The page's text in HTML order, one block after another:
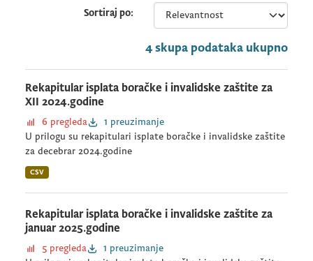
Sortiraj po
4 skupa podataka ukupno
Rekapitular isplata boračke i invalidske zaštite za
XII 2024.godine
6 pregleda
1 preuzimanje
U prilogu su rekapitulari isplate boračke i invalidske zaštite
za decebrar 2024.godine
CSV
Rekapitular isplata boračke i invalidske zaštite za
januar 2025.godine
5 pregleda
1 preuzimanje